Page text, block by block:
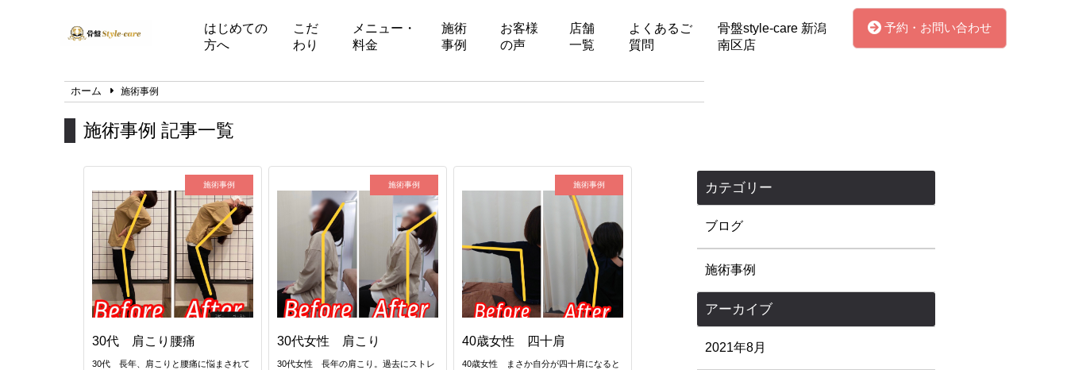
はじめての
方へ
こだ
わり
メニュー・
料金
施術
事例
お客様
の声
店舗
一覧
よくあるご
質問
骨盤style-care 新潟
南区店
予約・お問い合わせ
ホーム 施術事例
施術事例 記事一覧
施術事例
30代 肩こり腰痛
30代 長年、肩こりと腰痛に悩まされて
施術事例
30代女性 肩こり
30代女性 長年の肩こり。過去にストレ
施術事例
40歳女性 四十肩
40歳女性 まさか自分が四十肩になると
カテゴリー
ブログ
施術事例
アーカイブ
2021年8月